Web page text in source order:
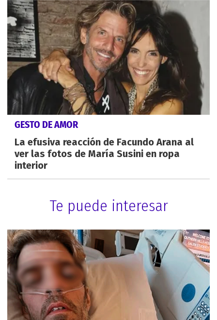
GESTO DE AMOR
La efusiva reacción de Facundo Arana al
ver las fotos de María Susini en ropa
interior
Te puede interesar